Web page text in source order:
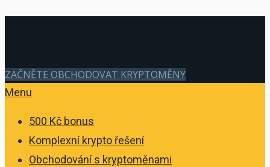
ZAČNĚTE OBCHODOVAT KRYPTOMĚNY
Menu
500 Kč bonus
Komplexní krypto řešení
Obchodování s kryptoměnami